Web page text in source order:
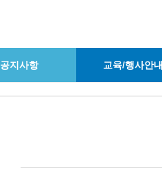
공지사항 교육/행사안내